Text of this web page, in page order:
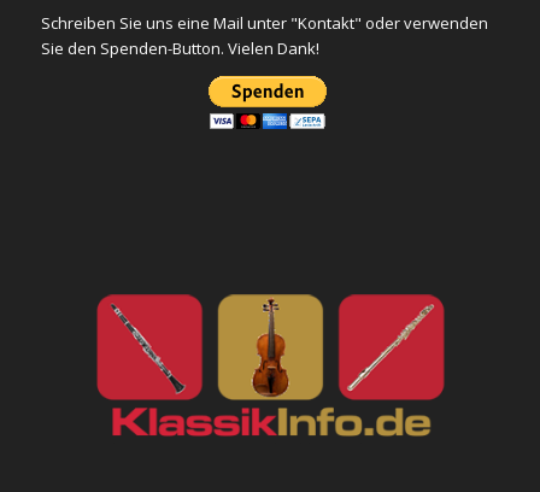
Schreiben Sie uns eine Mail unter "Kontakt" oder verwenden
Sie den Spenden-Button. Vielen Dank!